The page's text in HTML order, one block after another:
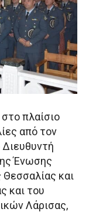
πλαίσιο
από τον
Διευθυντή
Ένωσης
και
και του
Λάρισας,